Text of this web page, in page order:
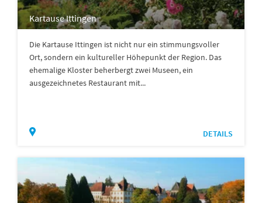
Kartause Ittingen
Die Kartause Ittingen ist nicht nur ein stimmungsvoller
Ort, sondern ein kultureller Höhepunkt der Region. Das
ehemalige Kloster beherbergt zwei Museen, ein
ausgezeichnetes Restaurant mit...
DETAILS